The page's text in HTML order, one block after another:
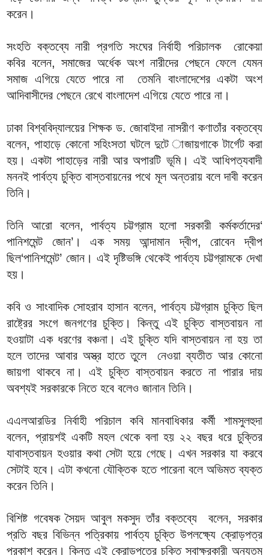
করেন।
সংহতি বক্তব্যে নারী প্রগতি সংঘের নির্বাহী পরিচালক রোকেয়া
কবির বলেন, সমাজের অর্ধেক অংশ নারীদের পেছনে ফেলে যেমন
সমাজ এগিয়ে যেতে পারে না তেমনি বাংলাদেশের একটা অংশ
আদিবাসীদের পেছনে রেখে বাংলাদেশ এগিয়ে যেতে পারে না।
ঢাকা বিশ্ববিদ্যালয়ের শিক্ষক ড. জোবাইদা নাসরীণ কণাতাঁর বক্তব্যে
বলেন, পাহাড়ে কোনো সহিংসতা ঘটলে দুটে াজায়গাকে টার্গেট করা
হয়। একটা পাহাড়ের নারী আর অপারটি ভূমি। এই আধিপত্যবাদী
মননই পার্বত্য চুক্তি বাস্তবায়নের পথে মূল অন্তরায় বলে দাবী করেন
তিনি।
তিনি আরো বলেন, পার্বত্য চট্টগ্রাম হলো সরকারী কর্মকর্তাদের‘
পানিশমেন্ট জোন’। এক সময় আন্দামান দ্বীপ, রোবেন দ্বীপ
ছিল‘পানিশমেন্ট’ জোন। এই দৃষ্টিভঙ্গি থেকেই পার্বত্য চট্টগ্রামকে দেখা
হয়।
কবি ও সাংবাদিক সোহরাব হাসান বলেন, পার্বত্য চট্টগ্রাম চুক্তি ছিল
রাষ্ট্রের সংগে জনগণের চুক্তি। কিন্তু এই চুক্তি বাস্তবায়ন না
হওয়াটা এক ধরণের বঞ্চনা। এই চুক্তি যদি বাস্তবায়ন না হয় তা
হলে তাদের আবার অস্ত্র হাতে তুলে নেওয়া ব্যতীত আর কোনো
জায়গা থাকবে না। এই চুক্তি বাস্তবায়ন করতে না পারার দায়
অবশ্যই সরকারকে নিতে হবে বলেও জানান তিনি।
এএলআরডির নির্বাহী পরিচাল কবি মানবাধিকার কর্মী শামসুলহুদা
বলেন, প্রায়শই একটি মহল থেকে বলা হয় ২২ বছর ধরে চুক্তির
যাবাস্তবায়ন হওয়ার কথা সেটা হয়ে গেছে। এখন সরকার যা করবে
সেটাই হবে। এটা কখনো যৌক্তিক হতে পারেনা বলে অভিমত ব্যক্ত
করেন তিনি।
বিশিষ্ট গবেষক সৈয়দ আবুল মকসুদ তাঁর বক্তব্যে বলেন, সরকার
প্রতি বছর বিভিন্ন পত্রিকায় পার্বত্য চুক্তি উপলক্ষ্যে ক্রোড়পত্র
প্রকাশ করেন। কিন্তু এই ক্রোড়পত্রে চুক্তি স্বাক্ষরকারী অন্যতম